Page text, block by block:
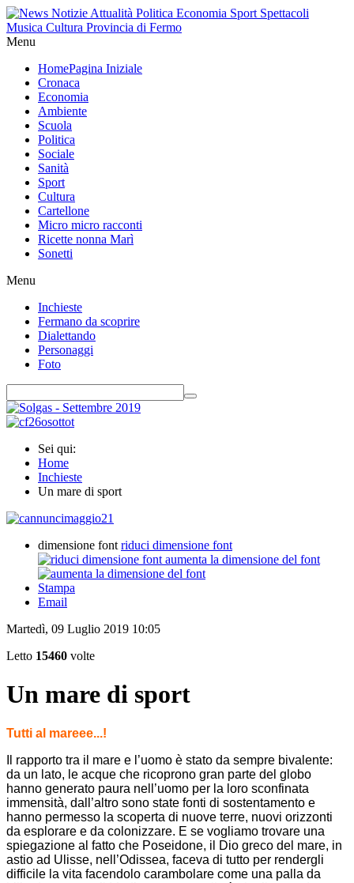
Menu
HomePagina Iniziale
Cronaca
Economia
Ambiente
Scuola
Politica
Sociale
Sanità
Sport
Cultura
Cartellone
Micro micro racconti
Ricette nonna Marì
Sonetti
Menu
Inchieste
Fermano da scoprire
Dialettando
Personaggi
Foto
Sei qui:
Home
Inchieste
Un mare di sport
dimensione font riduci dimensione font
aumenta la dimensione del font
Stampa
Email
Martedì, 09 Luglio 2019 10:05
Letto 15460 volte
Un mare di sport
Tutti al mareee...!
Il rapporto tra il mare e l’uomo è stato da sempre bivalente:
da un lato, le acque che ricoprono gran parte del globo
hanno generato paura nell’uomo per la loro sconfinata
immensità, dall’altro sono state fonti di sostentamento e
hanno permesso la scoperta di nuove terre, nuovi orizzonti
da esplorare e da colonizzare. E se vogliamo trovare una
spiegazione al fatto che Poseidone, il Dio greco del mare, in
astio ad Ulisse, nell’Odissea, faceva di tutto per rendergli
difficile la vita facendolo carambolare come una palla da